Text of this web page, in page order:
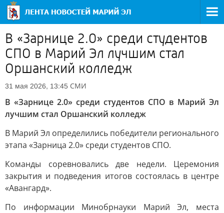
В «Зарнице 2.0» среди студентов
СПО в Марий Эл лучшим стал
Оршанский колледж
31 мая 2026, 13:45 СМИ
В «Зарнице 2.0» среди студентов СПО в Марий Эл
лучшим стал Оршанский колледж
В Марий Эл определились победители регионального
этапа «Зарница 2.0» среди студентов СПО.
Команды соревновались две недели. Церемония
закрытия и подведения итогов состоялась в центре
«Авангард».
По информации Минобрнауки Марий Эл, места